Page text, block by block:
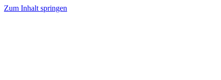
Zum Inhalt springen